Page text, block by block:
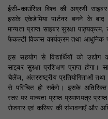
ईसी-काउंसिल विश्व की अग्रणी
इसके एकेडेमिया पार्टनर बनने के बाद
मान्यता प्राप्त साइबर सुरक्षा
फैकल्टी विकास कार्यक्रम तथा आधुनिक
इस सहयोग से विद्यार्थियों को
साइबर सुरक्षा प्रशिक्षण प्राप्त
चैलेंज, अंतरराष्ट्रीय प्रतियोगिताओं
से परिचित हो सकेंगे। इसके अतिरिक्त
स्तर पर मान्यता प्राप्त प्रमाणपत्र
रोजगार एवं करियर की संभावनाएँ और